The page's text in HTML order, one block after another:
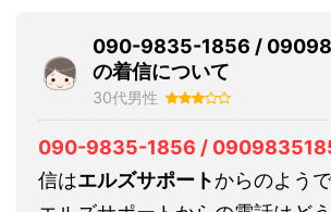
090-9835-1856 /
の着信について
30代男性
090-9835-1856 /
信はエルズサポートからのようで